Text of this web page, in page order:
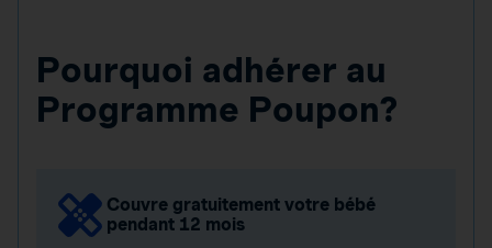
Pourquoi adhérer au
Programme Poupon?
Couvre gratuitement votre bébé
pendant 12 mois